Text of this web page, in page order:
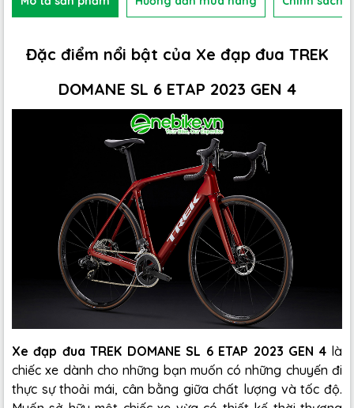
Đặc điểm nổi bật của Xe đạp đua TREK
DOMANE SL 6 ETAP 2023 GEN 4
Xe đạp đua TREK DOMANE SL 6 ETAP 2023 GEN 4là
chiếc xe dành cho những bạn muốn có những chuyến đi
thực sự thoải mái, cân bằng giữa chất lượng và tốc độ.